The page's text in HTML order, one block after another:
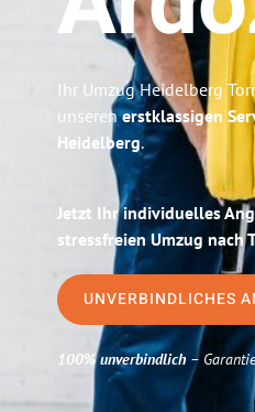
Ihr Umzug Heidelberg
unserenerstklassigen
Heidelberg.
Jetzt Ihr individuelles
stressfreien Umzug nach
UNVERBINDLICHES
100% unverbindlich–